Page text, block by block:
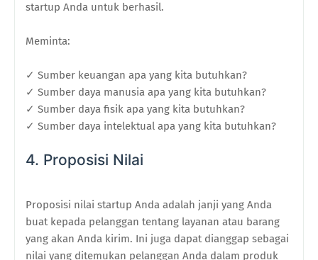
startup Anda untuk berhasil.
Meminta:
✓ Sumber keuangan apa yang kita butuhkan?
✓ Sumber daya manusia apa yang kita butuhkan?
✓ Sumber daya fisik apa yang kita butuhkan?
✓ Sumber daya intelektual apa yang kita butuhkan?
4. Proposisi Nilai
Proposisi nilai startup Anda adalah janji yang Anda
buat kepada pelanggan tentang layanan atau barang
yang akan Anda kirim. Ini juga dapat dianggap sebagai
nilai yang ditemukan pelanggan Anda dalam produk